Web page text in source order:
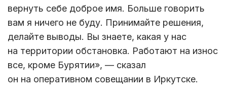
вернуть себе доброе имя. Больше говорить
вам я ничего не буду. Принимайте решения,
делайте выводы. Вы знаете, какая у нас
на территории обстановка. Работают на износ
все, кроме Бурятии», — сказал
он на оперативном совещании в Иркутске.